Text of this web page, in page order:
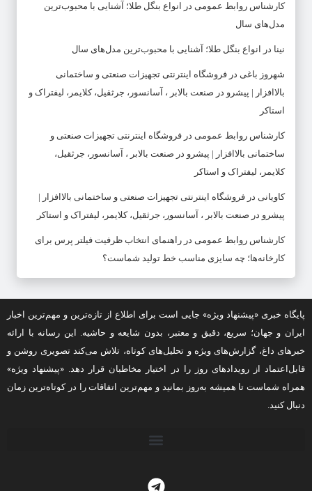
کارشناس روابط عمومی در
انواع بنگل طلا؛ آشنایی با محبوب‌ترین
مدل‌های سال
نینا در انواع بنگل طلا؛ آشنایی با محبوب‌ترین مدل‌های سال
شهروز باغی در فروشگاه اینترنتی تجهیزات صنعتی و ساختمانی
بالاافزار | پیشرو در صنعت بالابر ، آسانسور، جرثقیل، کلایمر، لیفتراک و
استاکر
کارشناس روابط عمومی در فروشگاه اینترنتی تجهیزات صنعتی و
ساختمانی بالاافزار | پیشرو در صنعت بالابر ، آسانسور، جرثقیل،
کلایمر، لیفتراک و استاکر
کاویانی در فروشگاه اینترنتی تجهیزات صنعتی و ساختمانی بالاافزار |
پیشرو در صنعت بالابر ، آسانسور، جرثقیل، کلایمر، لیفتراک و استاکر
کارشناس روابط عمومی در راهنمای انتخاب ظرفیت فیلتر پرس برای
کارخانه‌ها؛ چه سایزی مناسب خط تولید شماست؟
پایگاه خبری «پیشنهاد ویژه» جایی است برای اطلاع از تازه‌ترین و مهم‌ترین اخبار
ایران و جهان؛ سریع، دقیق و معتبر، بدون شایعه و حاشیه. این رسانه با ارائه
خبرهای داغ، گزارش‌های ویژه و تحلیل‌های کوتاه، تلاش می‌کند تصویری روشن و
قابل‌اعتماد از رویدادهای روز را در اختیار مخاطبان قرار دهد. «پیشنهاد ویژه»
همراه شماست تا همیشه به‌روز بمانید و مهم‌ترین اتفاقات را در کوتاه‌ترین زمان
دنبال کنید.